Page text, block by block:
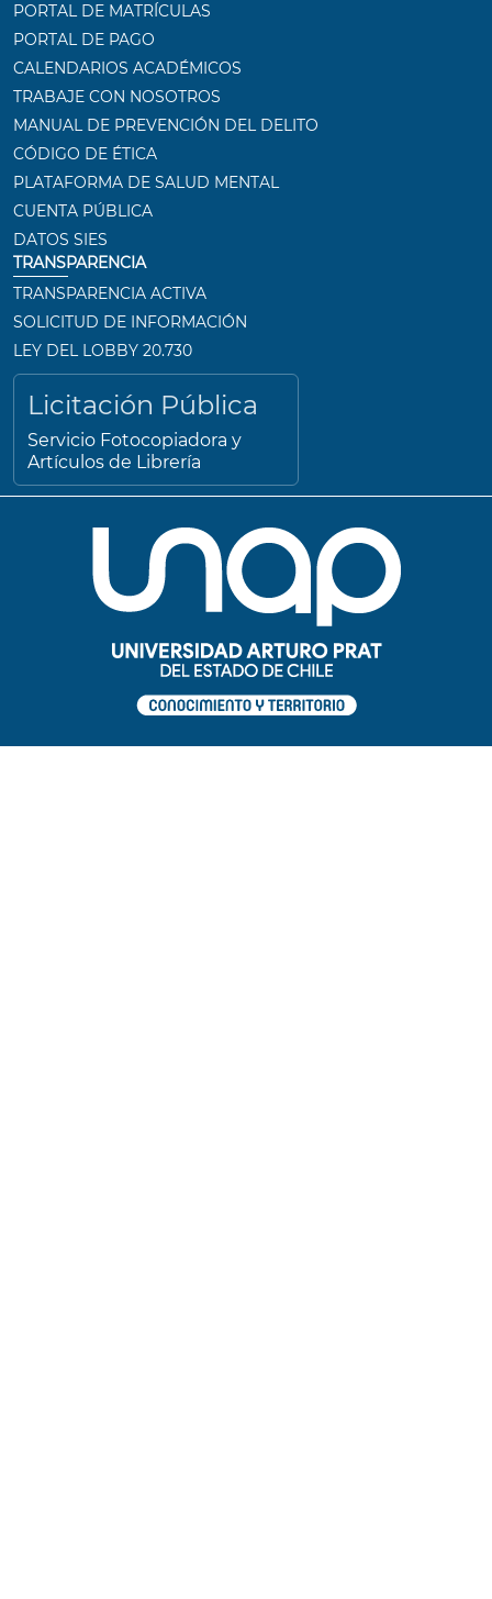
PORTAL DE MATRÍCULAS
PORTAL DE PAGO
CALENDARIOS ACADÉMICOS
TRABAJE CON NOSOTROS
MANUAL DE PREVENCIÓN DEL DELITO
CÓDIGO DE ÉTICA
PLATAFORMA DE SALUD MENTAL
CUENTA PÚBLICA
DATOS SIES
TRANSPARENCIA
TRANSPARENCIA ACTIVA
SOLICITUD DE INFORMACIÓN
LEY DEL LOBBY 20.730
Licitación Pública
Servicio Fotocopiadora y
Artículos de Librería